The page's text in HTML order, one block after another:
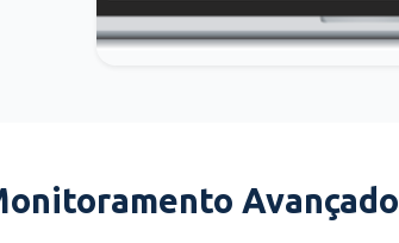
Avançado